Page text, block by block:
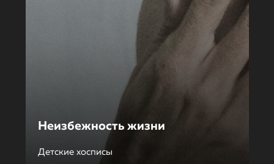
Неизбежность жизни
Детские хосписы